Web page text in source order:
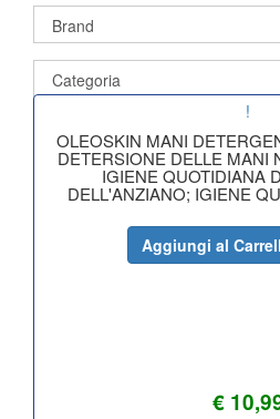
!
OLEOSKIN MANI
DETERSIONE DELLE MANI
IGIENE QUOTIDIANA
DELL'ANZIANO; IGIENE
€
Aggiungi al